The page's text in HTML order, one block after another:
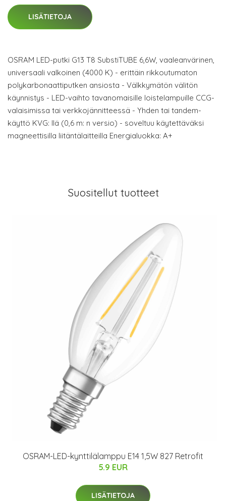
LISÄTIETOJA
OSRAM LED-putki G13 T8 SubstiTUBE 6,6W, vaaleanvärinen,
universaali valkoinen (4000 K) - erittäin rikkoutumaton
polykarbonaattiputken ansiosta - Välkkymätön välitön
käynnistys - LED-vaihto tavanomaisille loistelampuille CCG-
valaisimissa tai verkkojännitteessä - Yhden tai tandem-
käyttö KVG: llä (0,6 m: n versio) - soveltuu käytettäväksi
magneettisilla liitäntälaitteilla Energialuokka: A+
Suositellut tuotteet
OSRAM-LED-kynttilälamppu E14 1,5W 827 Retrofit
5.9 EUR
LISÄTIETOJA